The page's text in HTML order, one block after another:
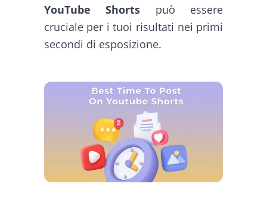
YouTube Shorts può essere
cruciale per i tuoi risultati nei primi
secondi di esposizione.